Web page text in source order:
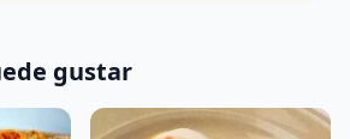
gustar